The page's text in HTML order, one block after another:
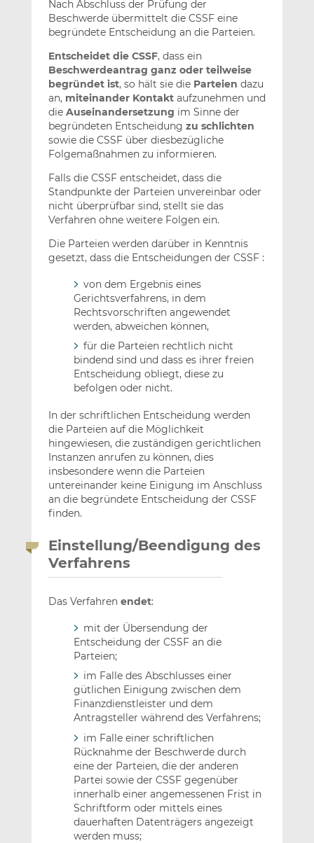
Nach Abschluss der Prüfung der
Beschwerde übermittelt die CSSF eine
begründete Entscheidung an die Parteien.
Entscheidet die CSSF, dass ein
Beschwerdeantrag ganz oder teilweise
begründet ist, so hält sie die Parteien dazu
an, miteinander Kontaktaufzunehmen und
die Auseinandersetzung im Sinne der
begründeten Entscheidung zu schlichten
sowie die CSSF über diesbezügliche
Folgemaßnahmen zu informieren.
Falls die CSSF entscheidet, dass die
Standpunkte der Parteien unvereinbar oder
nicht überprüfbar sind, stellt sie das
Verfahren ohne weitere Folgen ein.
Die Parteien werden darüber in Kenntnis
gesetzt, dass die Entscheidungen der CSSF :
von dem Ergebnis eines
Gerichtsverfahrens, in dem
Rechtsvorschriften angewendet
werden, abweichen können,
für die Parteien rechtlich nicht
bindend sind und dass es ihrer freien
Entscheidung obliegt, diese zu
befolgen oder nicht.
In der schriftlichen Entscheidung werden
die Parteien auf die Möglichkeit
hingewiesen, die zuständigen gerichtlichen
Instanzen anrufen zu können, dies
insbesondere wenn die Parteien
untereinander keine Einigung im Anschluss
an die begründete Entscheidung der CSSF
finden.
Einstellung/Beendigung des
Verfahrens
Das Verfahren endet:
mit der Übersendung der
Entscheidung der CSSF an die
Parteien;
im Falle des Abschlusses einer
gütlichen Einigung zwischen dem
Finanzdienstleister und dem
Antragsteller während des Verfahrens;
im Falle einer schriftlichen
Rücknahme der Beschwerde durch
eine der Parteien, die der anderen
Partei sowie der CSSF gegenüber
innerhalb einer angemessenen Frist in
Schriftform oder mittels eines
dauerhaften Datenträgers angezeigt
werden muss;